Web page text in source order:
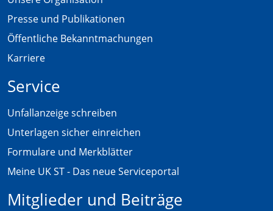
Presse und Publikationen
Öffentliche Bekanntmachungen
Karriere
Service
Unfallanzeige schreiben
Unterlagen sicher einreichen
Formulare und Merkblätter
Meine UK ST - Das neue Serviceportal
Mitglieder und Beiträge